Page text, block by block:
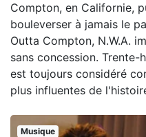
Compton, en Californie,
bouleverser à jamais le
Outta Compton, N.W.A.
sans concession.
est toujours considéré
plus influentes de
Musique